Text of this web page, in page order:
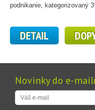
podnikanie, kategorizovaný 3*
DETAIL
Novinky do e-